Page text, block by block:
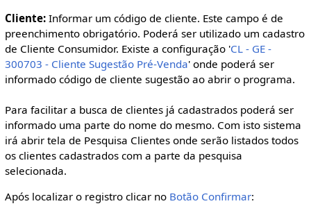
Cliente: Informar um código de cliente. Este campo é de
preenchimento obrigatório. Poderá ser utilizado um cadastro
de Cliente Consumidor. Existe a configuração 'CL - GE -
300703 - Cliente Sugestão Pré-Venda' onde poderá ser
informado código de cliente sugestão ao abrir o programa.
Para facilitar a busca de clientes já cadastrados poderá ser
informado uma parte do nome do mesmo. Com isto sistema
irá abrir tela de Pesquisa Clientes onde serão listados todos
os clientes cadastrados com a parte da pesquisa
selecionada.
Após localizar o registro clicar no Botão Confirmar: